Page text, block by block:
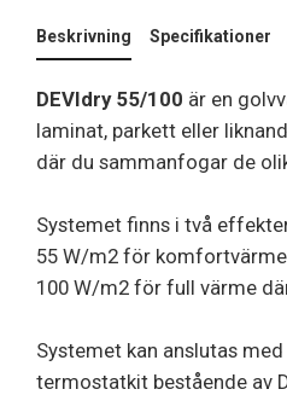
Beskrivning Specifikationer
DEVIdry 55/100 är en
laminat, parkett eller
där du sammanfogar de
Systemet finns i två
55 W/m2 för
100 W/m2 för full värme
Systemet kan anslutas
termostatkit bestående av